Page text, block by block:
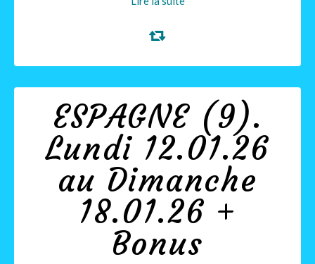
ESPAGNE (9).
Lundi 12.01.26
au Dimanche
18.01.26 +
Bonus